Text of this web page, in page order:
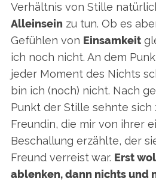
Verhältnis von Stille
Alleinsein zu tun. Ob es
Gefühlen von Einsamkeit
ich noch nicht. An dem
jeder Moment des Nichts
bin ich (noch) nicht. Nach
Punkt der Stille sehnte sich
Freundin, die mir von ihrer
Beschallung erzählte, der
Freund verreist war. Erst
ablenken, dann nichts und